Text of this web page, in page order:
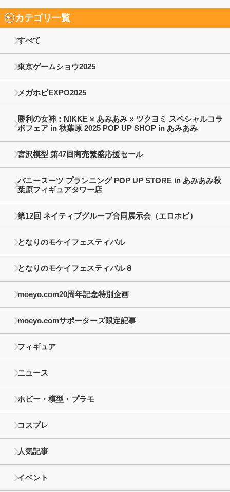
カテゴリ一覧
すべて
東京ゲームショウ2025
メガホビEXPO2025
勝利の女神：NIKKE × あみあみ × ツクヨミ スペシャルコラ
ボフェア in 秋葉原 2025 POP UP SHOP in あみあみ
宮沢模型 第47回商売繁盛応援セール
バニースーツ プランニング POP UP STORE in あみあみ秋
葉原フィギュアタワー店
第12回 ネイティブグループ合同展示会（エロホビ）
となりのモケイフェスティバル
となりのモケイフェスティバル８
moeyo.com20周年記念特別企画
moeyo.comサポーターズ限定記事
フィギュア
ニュース
ホビー・模型・プラモ
コスプレ
人気記事
イベント